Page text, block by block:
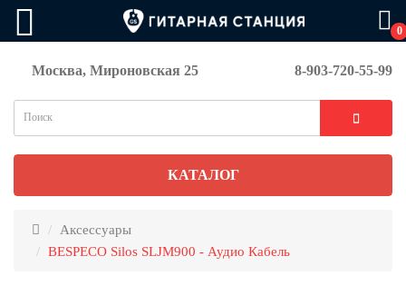
0
Москва, Мироновская 25 8-903-720-55-99
КАТАЛОГ
Аксессуары
BESPECO Silos SLJM900 - Аудио Кабель